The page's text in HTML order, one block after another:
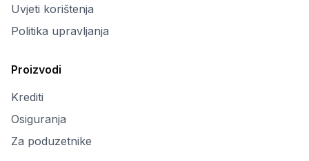
Uvjeti korištenja
Politika upravljanja
Proizvodi
Krediti
Osiguranja
Za poduzetnike